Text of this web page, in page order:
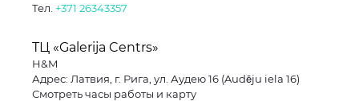
Тел. +371 26343357
ТЦ «Galerija Centrs»
H&M
Адрес: Латвия, г. Рига, ул. Аудею 16 (Audēju iela 16)
Смотреть часы работы и карту